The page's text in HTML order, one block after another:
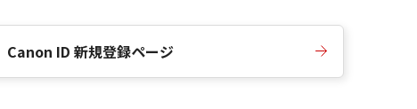
Canon ID 新規登録ページ